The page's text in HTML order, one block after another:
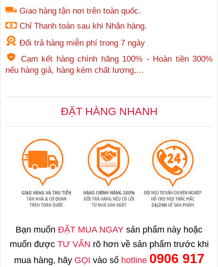
Giao hàng tận nơi trên toàn quốc.
Chỉ Thanh toán sau khi Nhận hàng.
Đổi trả hàng miễn phí trong 7 ngày
Cam kết hàng chính hãng 100% - Hoàn tiền 300%
nếu hàng giả, hàng kém chất lượng,...
ĐẶT HÀNG NHANH
Bạn muốn ĐẶT MUA NGAY sản phẩm này hoặc
muốn được TƯ VẤN rõ hơn về sản phẩm trước khi
mua hàng, hãy GỌI vào số hotline 0906 917